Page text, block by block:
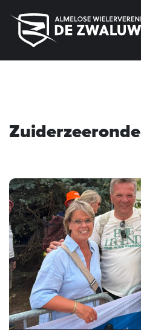
Zuiderzeeronde